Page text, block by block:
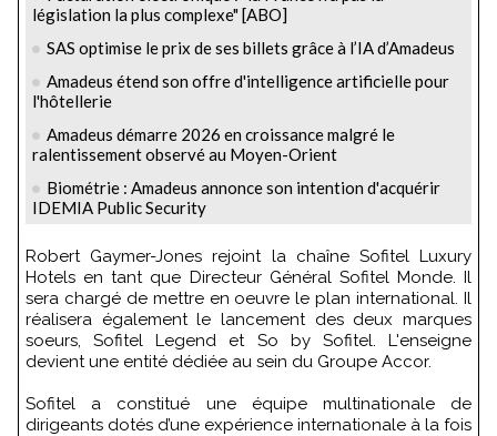
législation la plus complexe" [ABO]
SAS optimise le prix de ses billets grâce à l’IA d’Amadeus
Amadeus étend son offre d'intelligence artificielle pour
l'hôtellerie
Amadeus démarre 2026 en croissance malgré le
ralentissement observé au Moyen-Orient
Biométrie : Amadeus annonce son intention d'acquérir
IDEMIA Public Security
Robert Gaymer-Jones rejoint la chaîne Sofitel Luxury
Hotels en tant que Directeur Général Sofitel Monde. Il
sera chargé de mettre en oeuvre le plan international. Il
réalisera également le lancement des deux marques
soeurs, Sofitel Legend et So by Sofitel. L'enseigne
devient une entité dédiée au sein du Groupe Accor.
Sofitel a constitué une équipe multinationale de
dirigeants dotés d’une expérience internationale à la fois